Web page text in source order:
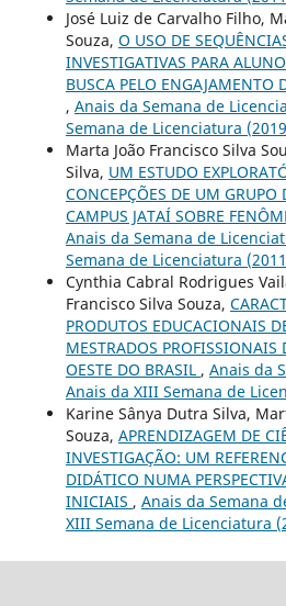
José Luiz de Carvalho Filho,
Souza, O USO DE
INVESTIGATIVAS PARA
BUSCA PELO ENGAJAMENTO
, Anais da Semana de
Semana de Licenciatura
Marta João Francisco Silva
Silva, UM ESTUDO
CONCEPÇÕES DE UM GRUPO
CAMPUS JATAÍ SOBRE
Anais da Semana de
Semana de Licenciatura
Cynthia Cabral Rodrigues
Francisco Silva Souza,
PRODUTOS EDUCACIONAIS
MESTRADOS PROFISSIONAIS
OESTE DO BRASIL , Anais da
Anais da XIII Semana de
Karine Sânya Dutra Silva,
Souza, APRENDIZAGEM DE
INVESTIGAÇÃO: UM
DIDÁTICO NUMA
INICIAIS , Anais da Semana
XIII Semana de Licenciatura